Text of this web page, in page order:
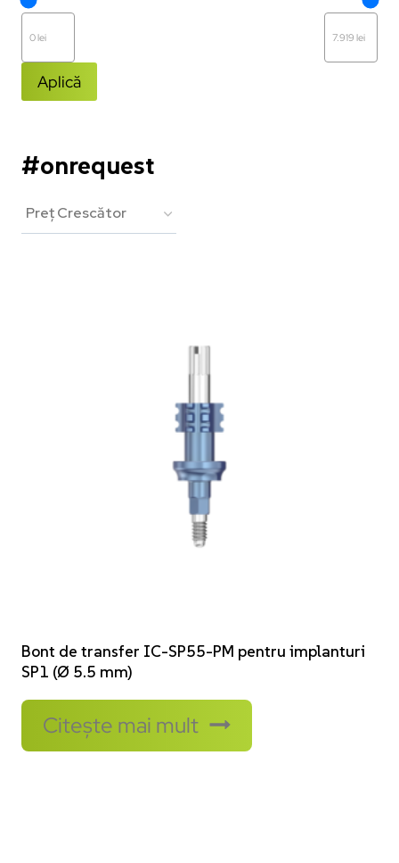
Aplică
#onrequest
Bont de transfer IC-SP55-PM pentru implanturi
SP1 (Ø 5.5 mm)
Citește mai mult